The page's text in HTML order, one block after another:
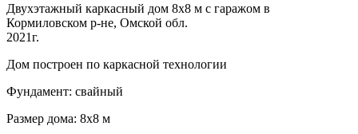
Двухэтажный каркасный дом 8х8 м с гаражом в
Кормиловском р-не, Омской обл.
2021г.
Дом построен по каркасной технологии
Фундамент: свайный
Размер дома: 8х8 м